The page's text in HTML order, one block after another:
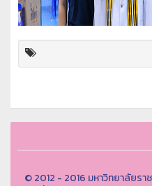
© 2012 - 2016 มหาวิทยาลัยร